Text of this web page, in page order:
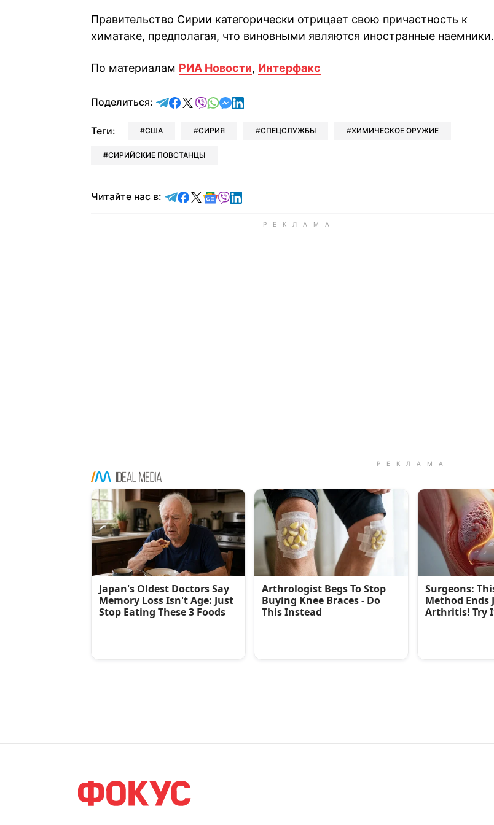
Правительство Сирии категорически отрицает свою причастность к
химатаке, предполагая, что виновными являются иностранные наемники.
По материалам РИА Новости, Интерфакс
Поделиться: отправить в Telegram
поделиться в Facebook
поделиться в X
отправить в Viber
отправить в Whatsapp
отправить в Messenger
отправить в LinkedIn
Теги: США СИРИЯ СПЕЦСЛУЖБЫ ХИМИЧЕСКОЕ ОРУЖИЕ
СИРИЙСКИЕ ПОВСТАНЦЫ
Читайте нас в: Читайте в Telegram
Читайте в Facebook
Читайте в X
Читайте в Google news
Читайте в Viber
Читайте в LinkedIn